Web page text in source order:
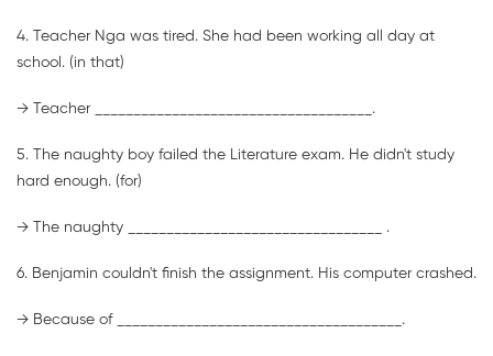
4. Teacher Nga was tired. She had been working all day at
school. (in that)
→ Teacher ____________________________________.
5. The naughty boy failed the Literature exam. He didn't study
hard enough. (for)
→ The naughty _________________________________ .
6. Benjamin couldn't finish the assignment. His computer crashed.
→ Because of _____________________________________.